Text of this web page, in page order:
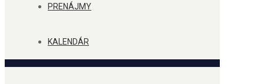
PRENÁJMY
KALENDÁR